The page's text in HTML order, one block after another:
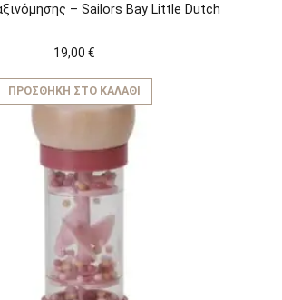
– Sailors Bay Little Dutch
19,00 €
ΠΡΟΣΘΉΚΗ ΣΤΟ ΚΑΛΆΘΙ